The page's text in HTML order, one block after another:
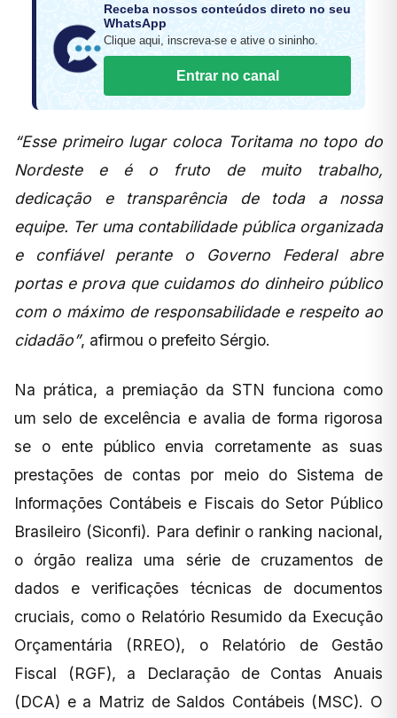
Receba nossos conteúdos direto no seu
WhatsApp
Clique aqui, inscreva-se e ative o sininho.
Entrar no canal
“Esse primeiro lugar coloca Toritama no topo do
Nordeste e é o fruto de muito trabalho,
dedicação e transparência de toda a nossa
equipe. Ter uma contabilidade pública organizada
e confiável perante o Governo Federal abre
portas e prova que cuidamos do dinheiro público
com o máximo de responsabilidade e respeito ao
cidadão”, afirmou o prefeito Sérgio.
Na prática, a premiação da STN funciona como
um selo de excelência e avalia de forma rigorosa
se o ente público envia corretamente as suas
prestações de contas por meio do Sistema de
Informações Contábeis e Fiscais do Setor Público
Brasileiro (Siconfi). Para definir o ranking nacional,
o órgão realiza uma série de cruzamentos de
dados e verificações técnicas de documentos
cruciais, como o Relatório Resumido da Execução
Orçamentária (RREO), o Relatório de Gestão
Fiscal (RGF), a Declaração de Contas Anuais
(DCA) e a Matriz de Saldos Contábeis (MSC). O